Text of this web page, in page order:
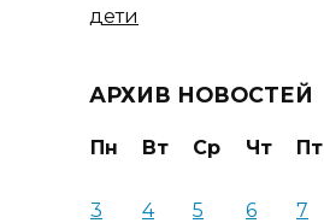
дети
АРХИВ НОВОСТЕЙ
Пн Вт Ср Чт Пт
3
4 5 6 7